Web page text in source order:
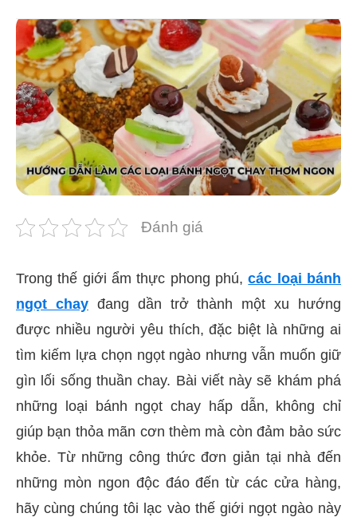
Đánh giá
Trong thế giới ẩm thực phong phú,các loại bánh
ngọt chayđang dần trở thành một xu hướng
được nhiều người yêu thích, đặc biệt là những ai
tìm kiếm lựa chọn ngọt ngào nhưng vẫn muốn giữ
gìn lối sống thuần chay. Bài viết này sẽ khám phá
những loại bánh ngọt chay hấp dẫn, không chỉ
giúp bạn thỏa mãn cơn thèm mà còn đảm bảo sức
khỏe. Từ những công thức đơn giản tại nhà đến
những mòn ngon độc đáo đến từ các cửa hàng,
hãy cùng chúng tôi lạc vào thế giới ngọt ngào này